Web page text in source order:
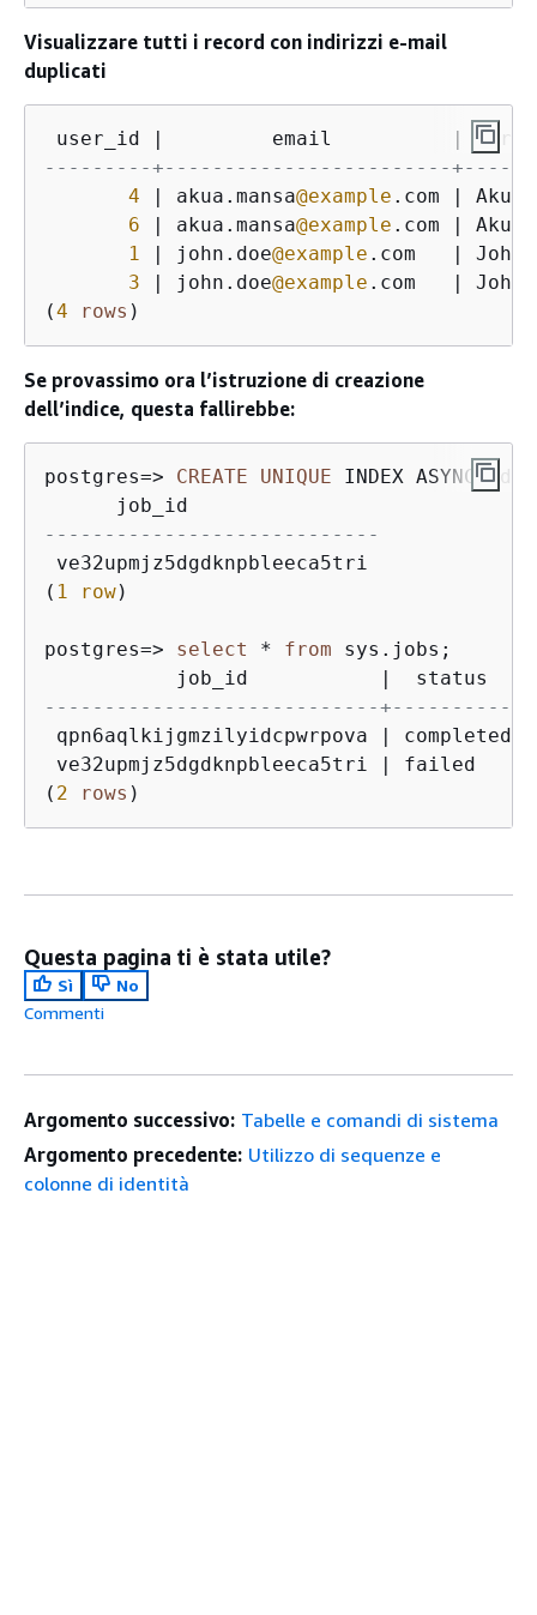
Visualizzare tutti i record con indirizzi e-mail
duplicati
user_id |
         email
|
---------+------------------------
4
| akua.mansa@example .com |
6
| akua.mansa@example .com |
1
| john.doe@example .com |
3
| john.doe@example .com |
(4 rows )
Se provassimo ora l’istruzione di creazione
dell’indice, questa fallirebbe:
postgres=> CREATE UNIQUE INDEX ASYNC
----------------------------
ve32upmjz5dgdknpbleeca5tri
( 1 row)
postgres=> select * from sys.jobs;
           job_id
|
  status
----------------------------+-----------
qpn6aqlkijgmzilyidcpwrpova
| completed
ve32upmjz5dgdknpbleeca5tri
| failed
( 2 rows )
Questa pagina ti è stata utile?
Sì
No
Commenti
Argomento successivo: Tabelle e comandi di sistema
Argomento precedente: Utilizzo di sequenze e
colonne di identità